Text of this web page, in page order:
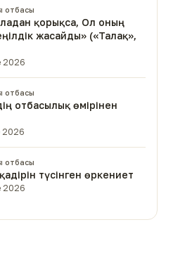
отбасы
қорықса, Ол оның
жасайды» («Талақ»,
2026
отбасы
отбасылық өмірінен
2026
отбасы
түсінген өркениет
2026